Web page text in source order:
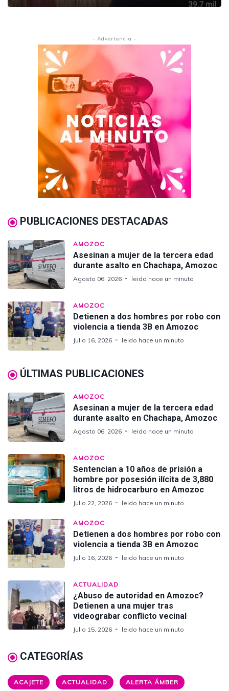
- Advertencia -
PUBLICACIONES DESTACADAS
AMOZOC
Asesinan a mujer de la tercera edad
durante asalto en Chachapa, Amozoc
Agosto 06, 2026 leido hace un minuto
AMOZOC
Detienen a dos hombres por robo con
violencia a tienda 3B en Amozoc
Julio 16, 2026 leido hace un minuto
ÚLTIMAS PUBLICACIONES
AMOZOC
Asesinan a mujer de la tercera edad
durante asalto en Chachapa, Amozoc
Agosto 06, 2026 leido hace un minuto
AMOZOC
Sentencian a 10 años de prisión a
hombre por posesión ilícita de 3,880
litros de hidrocarburo en Amozoc
Julio 22, 2026 leido hace un minuto
AMOZOC
Detienen a dos hombres por robo con
violencia a tienda 3B en Amozoc
Julio 16, 2026 leido hace un minuto
ACTUALIDAD
¿Abuso de autoridad en Amozoc?
Detienen a una mujer tras
videograbar conflicto vecinal
Julio 15, 2026 leido hace un minuto
CATEGORÍAS
ACAJETE ACTUALIDAD ALERTA ÁMBER